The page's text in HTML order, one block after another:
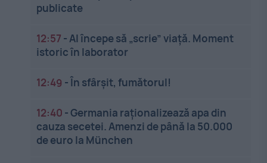
publicate
12:57 -AI începe să „scrie” viață. Moment
istoric în laborator
12:49 -În sfârșit, fumătorul!
12:40 -Germania raționalizează apa din
cauza secetei. Amenzi de până la 50.000
de euro la München